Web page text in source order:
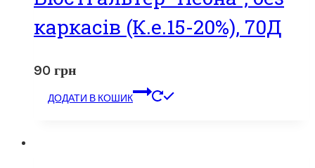
каркасів (К.е.15-20%), 70Д
90 грн
ДОДАТИ В КОШИК